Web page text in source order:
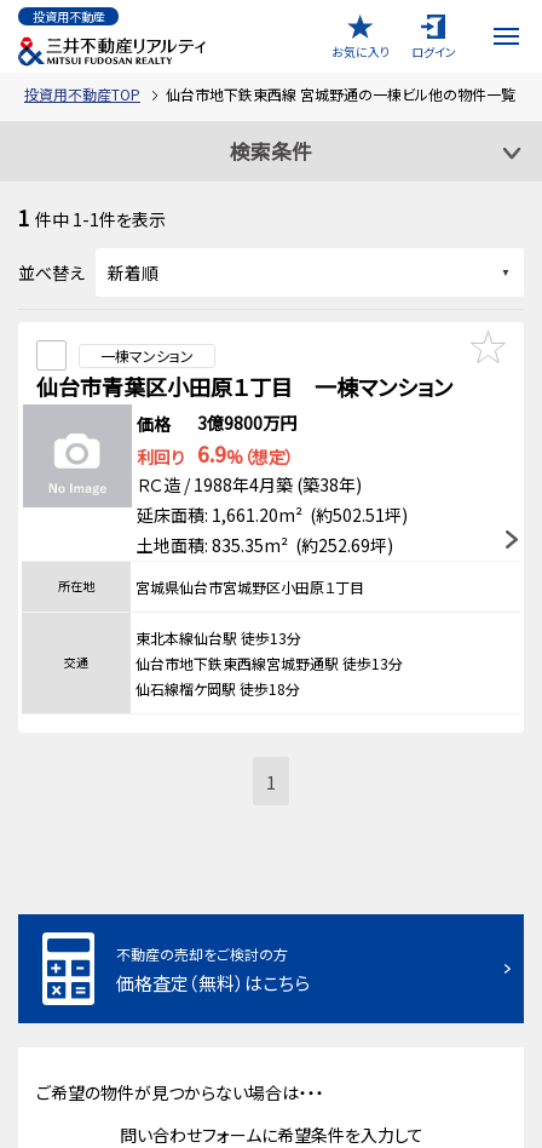
投資用不動産
お気に入り
ログイン
投資用不動産TOP 仙台市地下鉄東西線 宮城野通の一棟ビル他の物件一覧
検索条件
1 件中 1-1件を表示
並べ替え
一棟マンション
仙台市青葉区小田原１丁目 一棟マンション
価格
3億9800万円
利回り 6.9%（想定）
ＲＣ造 / 1988年4月築 (築38年)
延床面積: 1,661.20m² (約502.51坪)
土地面積: 835.35m² (約252.69坪)
所在地 宮城県仙台市宮城野区小田原１丁目
交通
東北本線仙台駅 徒歩13分
仙台市地下鉄東西線宮城野通駅 徒歩13分
仙石線榴ケ岡駅 徒歩18分
1
不動産の売却をご検討の方
価格査定（無料）はこちら
ご希望の物件が見つからない場合は・・・
問い合わせフォームに希望条件を入力して